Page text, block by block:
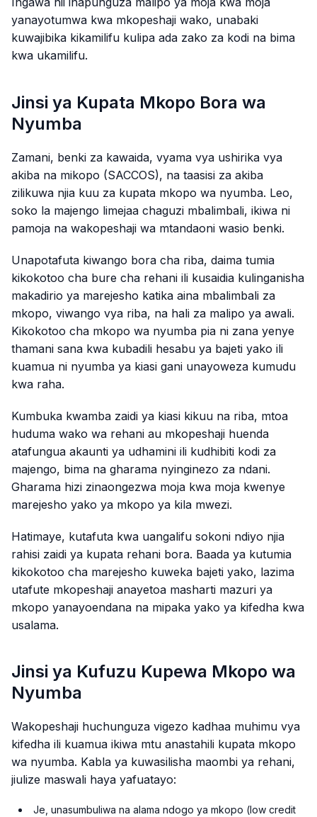
yanayotumwa kwa mkopeshaji wako, unabaki
kuwajibika kikamilifu kulipa ada zako za kodi na bima
kwa ukamilifu.
Jinsi ya Kupata Mkopo Bora wa
Nyumba
Zamani, benki za kawaida, vyama vya ushirika vya
akiba na mikopo (SACCOS), na taasisi za akiba
zilikuwa njia kuu za kupata mkopo wa nyumba. Leo,
soko la majengo limejaa chaguzi mbalimbali, ikiwa ni
pamoja na wakopeshaji wa mtandaoni wasio benki.
Unapotafuta kiwango bora cha riba, daima tumia
kikokotoo cha bure cha rehani ili kusaidia kulinganisha
makadirio ya marejesho katika aina mbalimbali za
mkopo, viwango vya riba, na hali za malipo ya awali.
Kikokotoo cha mkopo wa nyumba pia ni zana yenye
thamani sana kwa kubadili hesabu ya bajeti yako ili
kuamua ni nyumba ya kiasi gani unayoweza kumudu
kwa raha.
Kumbuka kwamba zaidi ya kiasi kikuu na riba, mtoa
huduma wako wa rehani au mkopeshaji huenda
atafungua akaunti ya udhamini ili kudhibiti kodi za
majengo, bima na gharama nyinginezo za ndani.
Gharama hizi zinaongezwa moja kwa moja kwenye
marejesho yako ya mkopo ya kila mwezi.
Hatimaye, kutafuta kwa uangalifu sokoni ndiyo njia
rahisi zaidi ya kupata rehani bora. Baada ya kutumia
kikokotoo cha marejesho kuweka bajeti yako, lazima
utafute mkopeshaji anayetoa masharti mazuri ya
mkopo yanayoendana na mipaka yako ya kifedha kwa
usalama.
Jinsi ya Kufuzu Kupewa Mkopo wa
Nyumba
Wakopeshaji huchunguza vigezo kadhaa muhimu vya
kifedha ili kuamua ikiwa mtu anastahili kupata mkopo
wa nyumba. Kabla ya kuwasilisha maombi ya rehani,
jiulize maswali haya yafuatayo:
Je, unasumbuliwa na alama ndogo ya mkopo (low credit